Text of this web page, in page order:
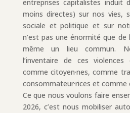
entreprises capitalistes induit
moins directes) sur nos vies,
sociale et politique et sur
n’est pas une énormité que de
même un lieu commun.
l’inventaire de ces
comme citoyen·nes, comme
consommateur·rices et comme
Ce que nous voulons faire
2026, c’est nous mobiliser